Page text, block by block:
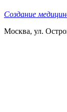
Создание
Москва, ул.